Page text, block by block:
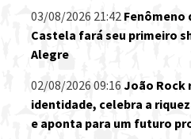
03/08/2026 21:42 Fenômeno
Castela fará seu primeiro
Alegre
02/08/2026 09:16 João Rock
identidade, celebra a
e aponta para um futuro